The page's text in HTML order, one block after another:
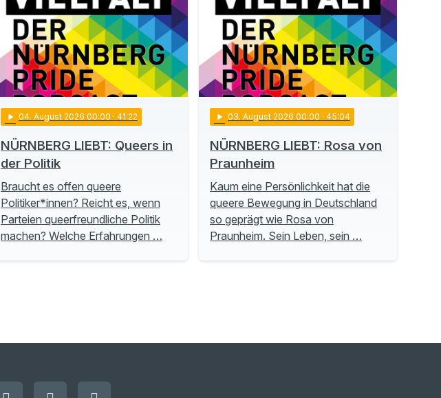
play_arrow 04. August 2026 00:00 · 41:22
NÜRNBERG LIEBT: Queers in
der Politik
Braucht es offen queere
Politiker*innen? Reicht es, wenn
Parteien queerfreundliche Politik
machen? Welche Erfahrungen …
play_arrow 03. August 2026 00:00 · 45:04
NÜRNBERG LIEBT: Rosa von
Praunheim
Kaum eine Persönlichkeit hat die
queere Bewegung in Deutschland
so geprägt wie Rosa von
Praunheim. Sein Leben, sein …